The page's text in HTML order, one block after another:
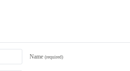
Name (required)